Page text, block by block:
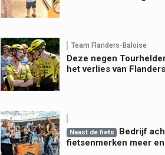
Team Flanders-Baloise
Deze negen
het verlies van
Naast de fiets
Bedrijf
fietsenmerken meer